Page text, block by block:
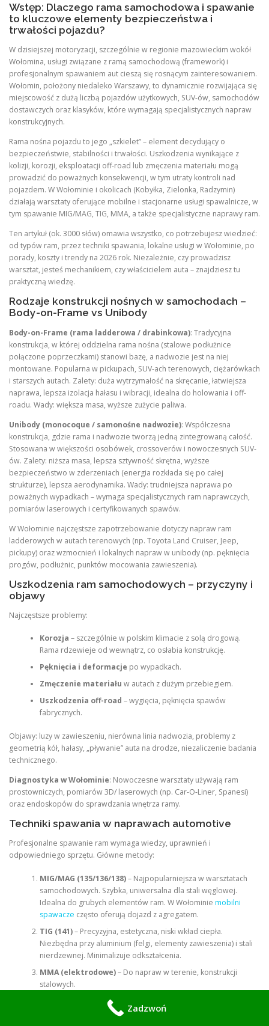
Wstęp: Dlaczego rama samochodowa i spawanie
to kluczowe elementy bezpieczeństwa i
trwałości pojazdu?
W dzisiejszej motoryzacji, szczególnie w regionie mazowieckim wokół
Wołomina, usługi związane z ramą samochodową (framework) i
profesjonalnym spawaniem aut cieszą się rosnącym zainteresowaniem.
Wołomin, położony niedaleko Warszawy, to dynamicznie rozwijająca się
miejscowość z dużą liczbą pojazdów użytkowych, SUV-ów, samochodów
dostawczych oraz klasyków, które wymagają specjalistycznych napraw
konstrukcyjnych.
Rama nośna pojazdu to jego „szkielet” – element decydujący o
bezpieczeństwie, stabilności i trwałości. Uszkodzenia wynikające z
kolizji, korozji, eksploatacji off-road lub zmęczenia materiału mogą
prowadzić do poważnych konsekwencji, w tym utraty kontroli nad
pojazdem. W Wołominie i okolicach (Kobyłka, Zielonka, Radzymin)
działają warsztaty oferujące mobilne i stacjonarne usługi spawalnicze, w
tym spawanie MIG/MAG, TIG, MMA, a także specjalistyczne naprawy ram.
Ten artykuł (ok. 3000 słów) omawia wszystko, co potrzebujesz wiedzieć:
od typów ram, przez techniki spawania, lokalne usługi w Wołominie, po
porady, koszty i trendy na 2026 rok. Niezależnie, czy prowadzisz
warsztat, jesteś mechanikiem, czy właścicielem auta – znajdziesz tu
praktyczną wiedzę.
Rodzaje konstrukcji nośnych w samochodach –
Body-on-Frame vs Unibody
Body-on-Frame (rama ladderowa / drabinkowa): Tradycyjna
konstrukcja, w której oddzielna rama nośna (stalowe podłużnice
połączone poprzeczkami) stanowi bazę, a nadwozie jest na niej
montowane. Popularna w pickupach, SUV-ach terenowych, ciężarówkach
i starszych autach. Zalety: duża wytrzymałość na skręcanie, łatwiejsza
naprawa, lepsza izolacja hałasu i wibracji, idealna do holowania i off-
roadu. Wady: większa masa, wyższe zużycie paliwa.
Unibody (monocoque / samonośne nadwozie): Współczesna
konstrukcja, gdzie rama i nadwozie tworzą jedną zintegrowaną całość.
Stosowana w większości osobówek, crossoverów i nowoczesnych SUV-
ów. Zalety: niższa masa, lepsza sztywność skrętna, wyższe
bezpieczeństwo w zderzeniach (energia rozkłada się po całej
strukturze), lepsza aerodynamika. Wady: trudniejsza naprawa po
poważnych wypadkach – wymaga specjalistycznych ram naprawczych,
pomiarów laserowych i certyfikowanych spawów.
W Wołominie najczęstsze zapotrzebowanie dotyczy napraw ram
ladderowych w autach terenowych (np. Toyota Land Cruiser, Jeep,
pickupy) oraz wzmocnień i lokalnych napraw w unibody (np. pęknięcia
progów, podłużnic, punktów mocowania zawieszenia).
Uszkodzenia ram samochodowych – przyczyny i
objawy
Najczęstsze problemy:
Korozja – szczególnie w polskim klimacie z solą drogową.
Rama rdzewieje od wewnątrz, co osłabia konstrukcję.
Pęknięcia i deformacje po wypadkach.
Zmęczenie materiału w autach z dużym przebiegiem.
Uszkodzenia off-road – wygięcia, pęknięcia spawów
fabrycznych.
Objawy: luzy w zawieszeniu, nierówna linia nadwozia, problemy z
geometrią kół, hałasy, „pływanie” auta na drodze, niezaliczenie badania
technicznego.
Diagnostyka w Wołominie: Nowoczesne warsztaty używają ram
prostowniczych, pomiarów 3D/ laserowych (np. Car-O-Liner, Spanesi)
oraz endoskopów do sprawdzania wnętrza ramy.
Techniki spawania w naprawach automotive
Profesjonalne spawanie ram wymaga wiedzy, uprawnień i
odpowiedniego sprzętu. Główne metody:
MIG/MAG (135/136/138)– Najpopularniejsza w warsztatach
samochodowych. Szybka, uniwersalna dla stali węglowej.
Idealna do grubych elementów ram. W Wołominie mobilni
spawacze często oferują dojazd z agregatem.
TIG (141)– Precyzyjna, estetyczna, niski wkład ciepła.
Niezbędna przy aluminium (felgi, elementy zawieszenia) i stali
nierdzewnej. Minimalizuje odkształcenia.
MMA (elektrodowe)– Do napraw w terenie, konstrukcji
stalowych.
Spawanie punktowe / oporowe
połączenia w unibody.
Zadzwoń